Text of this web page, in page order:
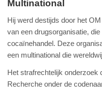
Multinational
Hij werd destijds door het
van een drugsorganisatie,
cocaïnehandel. Deze
een multinational die
Het strafrechtelijk onderzoek
Recherche onder de